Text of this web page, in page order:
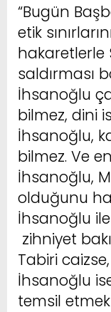
“Bugün
etik
hakaretlerle
saldırması
İhsanoğlu
bilmez, dini
İhsanoğlu,
bilmez. Ve
İhsanoğlu,
olduğunu
İhsanoğlu
zihniyet
Tabiri
İhsanoğlu
temsil